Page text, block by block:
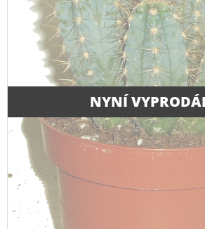
NYNÍ